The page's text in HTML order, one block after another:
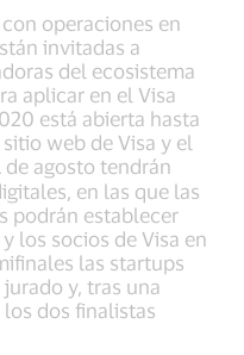
operaciones en
invitadas a
del ecosistema
aplicar en el Visa
está abierta hasta
web de Visa y el
de agosto tendrán
en las que las
podrán establecer
los socios de Visa en
las startups
y, tras una
dos finalistas